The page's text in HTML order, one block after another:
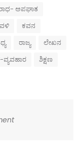
ಅಪಘಾತ
ಕವನ
ರಾಜ್ಯ
ಲೇಖನ
ವ್ಯವಹಾರ
ಶಿಕ್ಷಣ